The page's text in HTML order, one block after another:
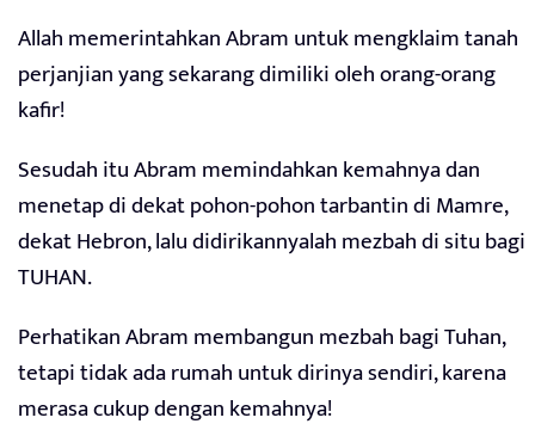
Allah memerintahkan Abram untuk mengklaim tanah
perjanjian yang sekarang dimiliki oleh orang-orang
kafir!
Sesudah itu Abram memindahkan kemahnya dan
menetap di dekat pohon-pohon tarbantin di Mamre,
dekat Hebron, lalu didirikannyalah mezbah di situ bagi
TUHAN.
Perhatikan Abram membangun mezbah bagi Tuhan,
tetapi tidak ada rumah untuk dirinya sendiri, karena
merasa cukup dengan kemahnya!